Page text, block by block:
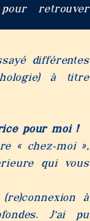
retrouver
différentes
à titre
pour moi !
« chez-moi »,
qui vous
à
J’ai pu